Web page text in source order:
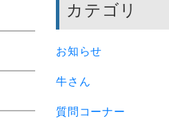
カテゴリ
お知らせ
牛さん
質問コーナー